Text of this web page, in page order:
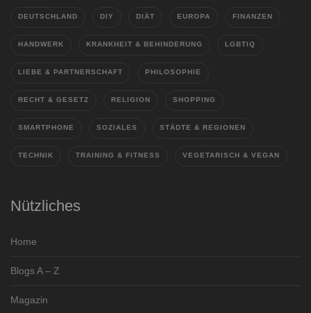
DEUTSCHLAND DIY DIÄT EUROPA FINANZEN
HANDWERK KRANKHEIT & BEHINDERUNG LGBTIQ
LIEBE & PARTNERSCHAFT PHILOSOPHIE
RECHT & GESETZ RELIGION SHOPPING
SMARTPHONE SOZIALES STÄDTE & REGIONEN
TECHNIK TRAINING & FITNESS VEGETARISCH & VEGAN
Nützliches
Home
Blogs A – Z
Magazin